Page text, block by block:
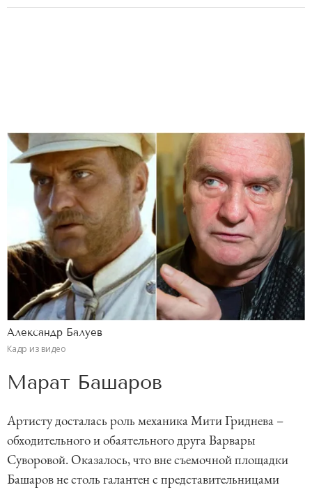
Александр Балуев
Кадр из видео
Марат Башаров
Артисту досталась роль механика Мити Гриднева –
обходительного и обаятельного друга Варвары
Суворовой. Оказалось, что вне съемочной площадки
Башаров не столь галантен с представительницами